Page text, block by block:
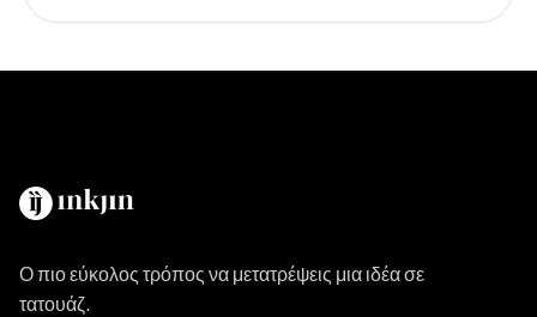
Ο πιο εύκολος τρόπος να μετατρέψεις μια ιδέα σε
τατουάζ.